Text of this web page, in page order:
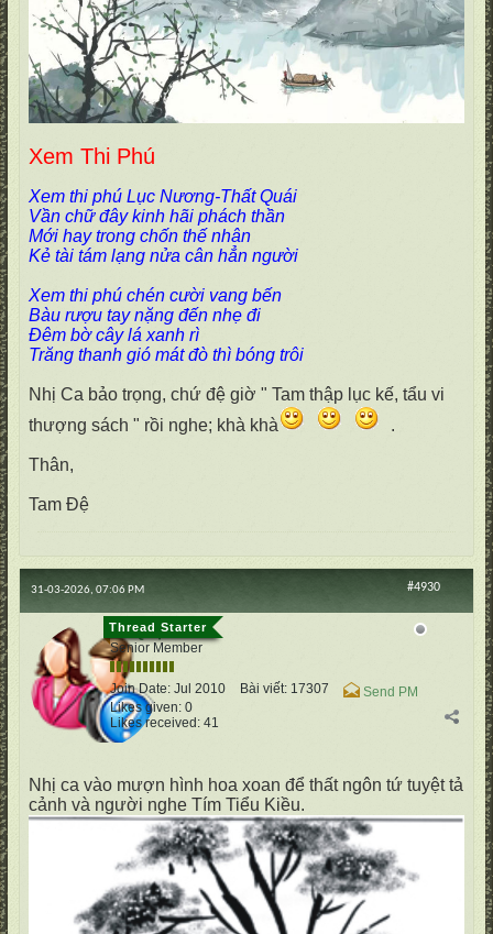
Xem Thi Phú
Xem thi phú Lục Nương-Thất Quái
Vần chữ đây kinh hãi phách thần
Mới hay trong chốn thế nhân
Kẻ tài tám lạng nửa cân hẳn người
Xem thi phú chén cười vang bến
Bàu rượu tay nặng đến nhẹ đi
Đêm bờ cây lá xanh rì
Trăng thanh gió mát đò thì bóng trôi
Nhị Ca bảo trọng, chứ đệ giờ " Tam thập lục kế, tẩu vi
thượng sách " rồi nghe; khà khà
.
Thân,
Tam Đệ
#4930
31-03-2026, 07:06 PM
cố Quận
Senior Member
Join Date: Jul 2010 Bài viết: 17307
Send PM
Likes given: 0
Likes received: 41
Nhị ca vào mượn hình hoa xoan để thất ngôn tứ tuyệt tả
cảnh và người nghe Tím Tiểu Kiều.